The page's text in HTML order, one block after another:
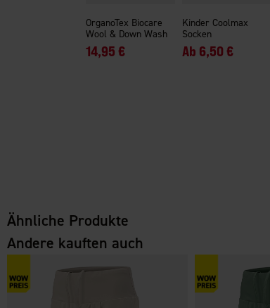
OrganoTex Biocare
Wool & Down Wash
14,95 €
Kinder Coolmax
Socken
Ab 6,50 €
Ähnliche Produkte
Andere kauften auch